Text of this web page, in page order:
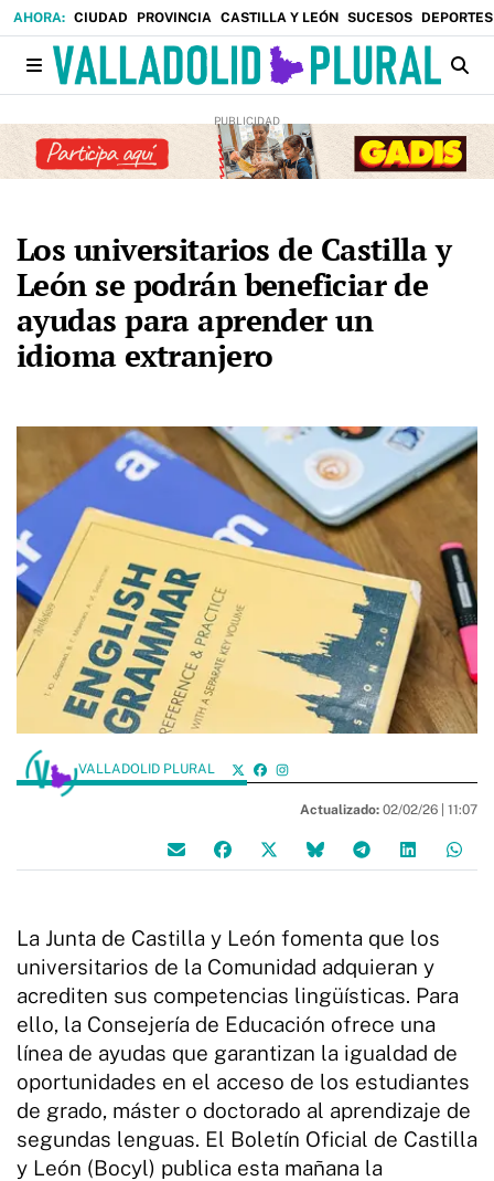
CIUDAD PROVINCIA CASTILLA Y LEÓN SUCESOS DEPORTES
Los universitarios de Castilla y
León se podrán beneficiar de
ayudas para aprender un
idioma extranjero
VALLADOLID PLURAL
Actualizado: 02/02/26 | 11:07
La Junta de Castilla y León fomenta que los
universitarios de la Comunidad adquieran y
acrediten sus competencias lingüísticas. Para
ello, la Consejería de Educación ofrece una
línea de ayudas que garantizan la igualdad de
oportunidades en el acceso de los estudiantes
de grado, máster o doctorado al aprendizaje de
segundas lenguas. El Boletín Oficial de Castilla
y León (Bocyl) publica esta mañana la